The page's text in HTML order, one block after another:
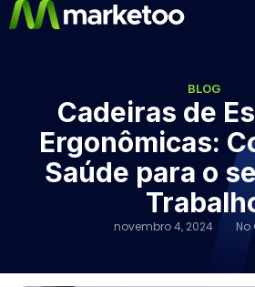
BLOG
Cadeiras de
Ergonômicas:
Saúde para o
novembro 4, 2024